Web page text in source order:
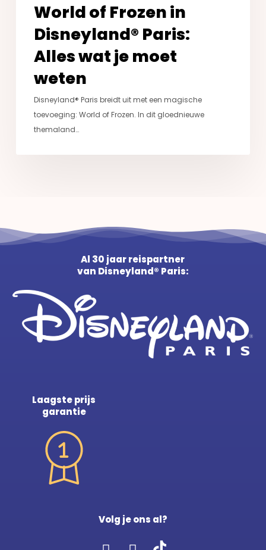
World of Frozen in
Disneyland® Paris:
Alles wat je moet
weten
Disneyland® Paris breidt uit met een magische
toevoeging: World of Frozen. In dit gloednieuwe
themaland…
Al 30 jaar reispartner
van Disneyland® Paris:
Laagste prijs
garantie
Volg je ons al?